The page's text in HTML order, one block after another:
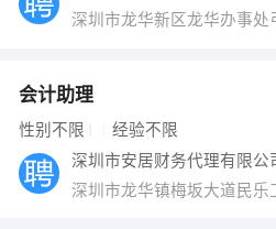
深圳市龙华新区龙华办事处
会计助理
性别不限 经验不限
深圳市安居财务代理有限公
深圳市龙华镇梅坂大道民乐